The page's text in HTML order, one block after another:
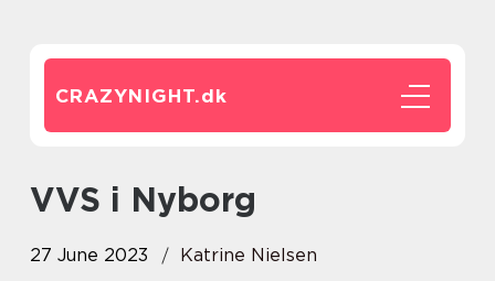
CRAZYNIGHT.dk
VVS i Nyborg
27 June 2023
Katrine Nielsen